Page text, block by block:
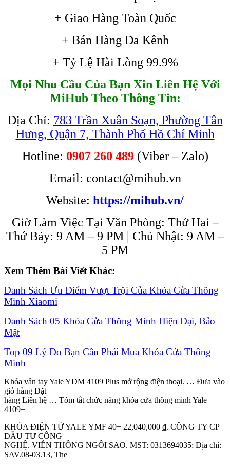
+ Giao Hàng Toàn Quốc
+ Bán Hàng Đa Kênh
+ Tỷ Lệ Hài Lòng 99.9%
Mọi Nhu Cầu Của Bạn Xin Liên Hệ Với
MiHub Theo Thông Tin:
Địa Chỉ: 783 Trần Xuân Soạn, Phường Tân
Hưng, Quận 7, Thành Phố Hồ Chí Minh
Hotline: 0907 260 489(Viber – Zalo)
Email: contact@mihub.vn
Website: https://mihub.vn/
Giờ Làm Việc Tại Văn Phòng: Thứ Hai –
Thứ Bảy: 9 AM – 9 PM | Chủ Nhật: 9 AM –
5 PM
Xem Thêm Bài Viết Khác:
Danh Sách Ưu Điểm Vượt Trội Của Khóa Cửa Thông
Minh Xiaomi
Danh Sách 05 Khóa Cửa Thông Minh Hiện Đại, Bảo
Mật
Top 09 Lý Do Bạn Cần Phải Mua Khóa Cửa Thông
Minh
Khóa vân tay Yale YDM 4109 Plus mở rộng điện thoại. … Đưa vào
giỏ hàng Đặt
hàng Liên hệ … Tóm tắt chức năng khóa cửa thông minh Yale
4109+
KHÓA ĐIỆN TỬ YALE YMF 40+ 22,040,000 ₫. CÔNG TY CP
ĐẦU TƯ CÔNG
NGHỆ. VIỄN THÔNG NGÔI SAO. MST: 0313694035; Địa chỉ:
SAV.08-03.13, The